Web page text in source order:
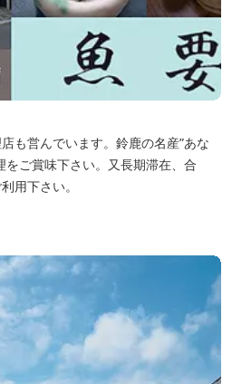
も営んでいます。鈴鹿の名産”あな
をご賞味下さい。又長期滞在、合
用下さい。